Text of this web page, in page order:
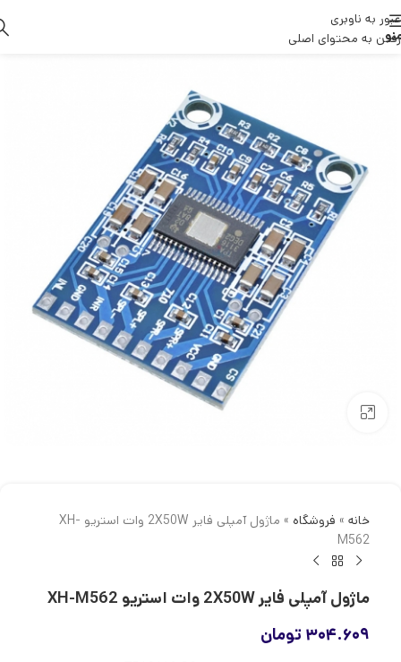
عبور به ناوبری
رفتن به محتوای اصلی
خانه » فروشگاه »
ماژول آمپلی فایر 2X50W وات استریو XH-
M562
ماژول آمپلی فایر 2X50W وات استریو XH-M562
۳۰۴.۶۰۹ تومان